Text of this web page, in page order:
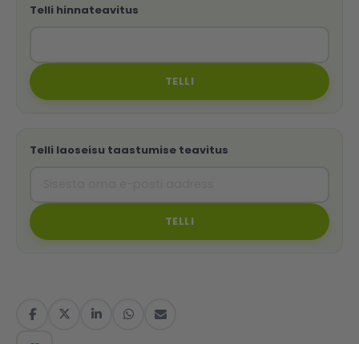
Telli hinnateavitus
TELLI
Telli laoseisu taastumise teavitus
TELLI